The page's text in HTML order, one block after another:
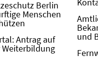
Berlin
Menschen
Antrag auf
und